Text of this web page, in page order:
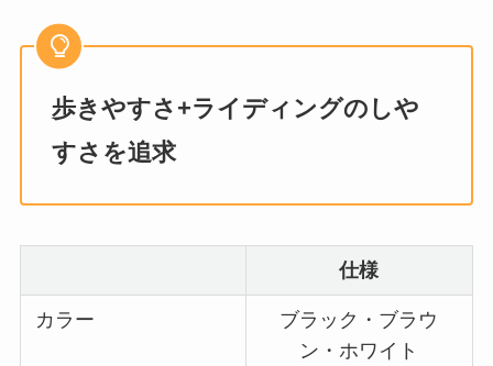
歩きやすさ+ライディングのしや
すさを追求
仕様
カラー
ブラック・ブラウ
ン・ホワイト